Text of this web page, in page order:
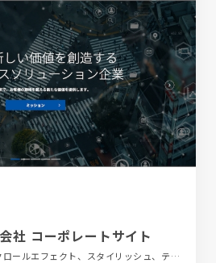
社 コーポレートサイト
コーポレートサイト、スクロールエフェクト、スタイリッシュ、テクノロジー・サイエンス、ブルー系、ホワイト系、モーション多め、大きめ写真